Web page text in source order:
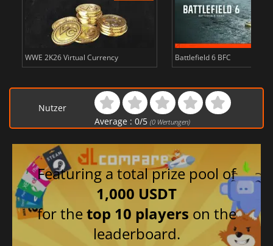
WWE 2K26 Virtual Currency Battlefield 6 BFC
Nutzer
Average : 0/5 (0Wertungen)
Featuring a total prize pool of
1,000 USDT
for thetop 10 players on the
leaderboard.